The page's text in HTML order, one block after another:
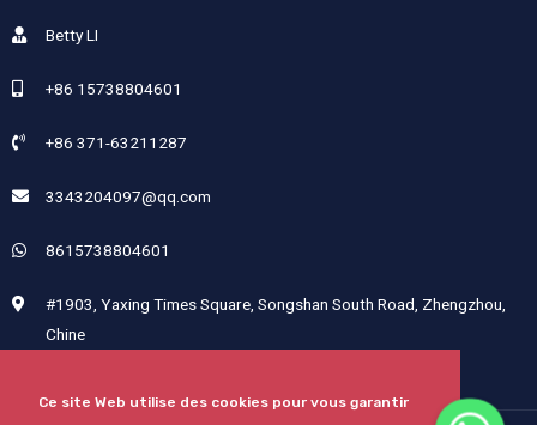
Ce site Web utilise des cookies pour vous garantir
Betty LI
+86 15738804601
+86 371-63211287
3343204097@qq.com
8615738804601
#1903, Yaxing Times Square, Songshan South Road, Zhengzhou,
Chine